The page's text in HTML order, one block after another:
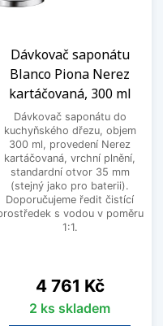
Dávkovač saponátu
Blanco Piona Nerez
kartáčovaná, 300 ml
Dávkovač saponátu do
kuchyňského dřezu, objem
300 ml, provedení Nerez
kartáčovaná, vrchní plnění,
standardní otvor 35 mm
(stejný jako pro baterii).
Doporučujeme ředit čistící
s vodou v poměru
1:1.
Cena
4 761 Kč
2 ks skladem